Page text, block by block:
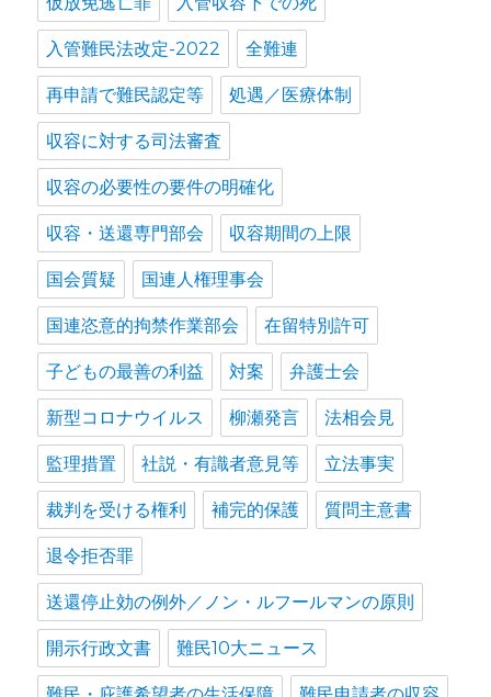
入管難民法改定-2022 全難連
再申請で難民認定等 処遇／医療体制
収容に対する司法審査
収容の必要性の要件の明確化
収容・送還専門部会 収容期間の上限
国会質疑 国連人権理事会
国連恣意的拘禁作業部会 在留特別許可
子どもの最善の利益 対案 弁護士会
新型コロナウイルス 柳瀬発言 法相会見
監理措置 社説・有識者意見等 立法事実
裁判を受ける権利 補完的保護 質問主意書
退令拒否罪
送還停止効の例外／ノン・ルフールマンの原則
開示行政文書 難民10大ニュース